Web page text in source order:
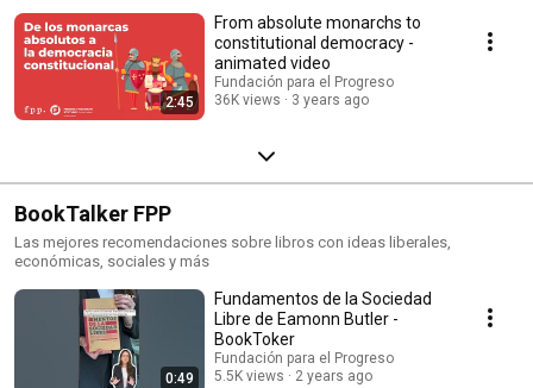
2:45
From absolute monarchs to
constitutional democracy -
animated video
Fundación para el Progreso
36K views
3 years ago
BookTalker FPP
Las mejores recomendaciones sobre libros con ideas liberales,
económicas, sociales y más
0:49
Fundamentos de la Sociedad
Libre de Eamonn Butler -
BookToker
Fundación para el Progreso
5.5K views
2 years ago